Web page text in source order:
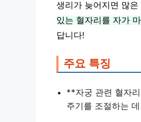
생리가 늦어지면 많
있는 혈자리를 자가
답니다!
주요 특징
**자궁 관련 혈자
주기를 조절하는